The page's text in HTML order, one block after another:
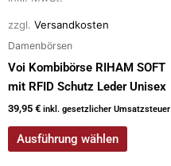
zzgl. Versandkosten
Damenbörsen
Voi Kombibörse RIHAM SOFT
mit RFID Schutz Leder Unisex
39,95 € inkl. gesetzlicher Umsatzsteuer
Ausführung wählen
Produktseite
gewählt
werden